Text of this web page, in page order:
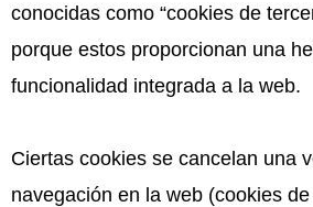
conocidas como “cookies de
porque estos proporcionan una
funcionalidad integrada a la web.
Ciertas cookies se cancelan una
navegación en la web (cookies